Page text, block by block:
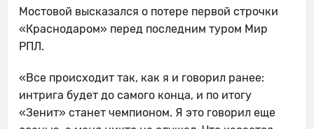
Мостовой высказался о потере первой строчки
«Краснодаром» перед последним туром Мир
РПЛ.
«Все происходит так, как я и говорил ранее:
интрига будет до самого конца, и по итогу
«Зенит» станет чемпионом. Я это говорил еще